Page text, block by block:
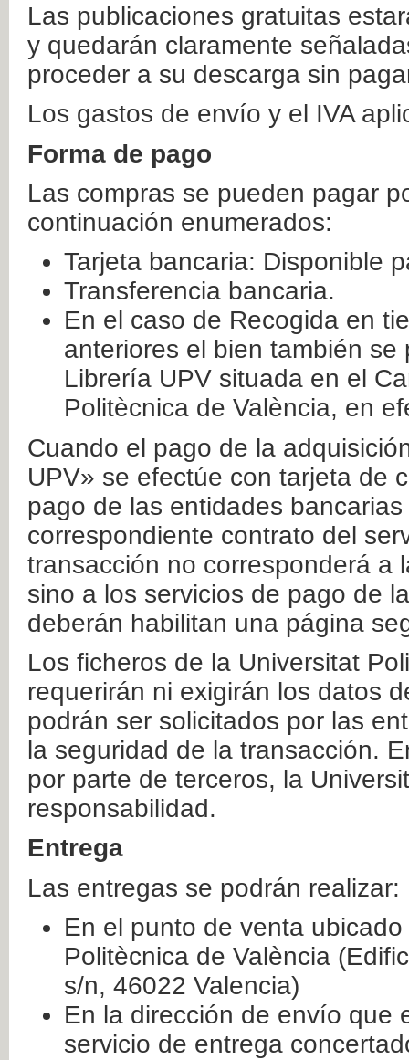
Las publicaciones gratuitas
y quedarán claramente
proceder a su descarga sin
Los gastos de envío y el IVA
Forma de pago
Las compras se pueden pagar
continuación enumerados:
Tarjeta bancaria: Disponible
Transferencia bancaria.
En el caso de Recogida en
anteriores el bien también
Librería UPV situada en el
Politècnica de València, en
Cuando el pago de la
UPV» se efectúe con tarjeta de
pago de las entidades
correspondiente contrato del
transacción no corresponderá a
sino a los servicios de pago de
deberán habilitan una página
Los ficheros de la Universitat
requerirán ni exigirán los datos
podrán ser solicitados por las
la seguridad de la transacción.
por parte de terceros, la
responsabilidad.
Entrega
Las entregas se podrán realizar:
En el punto de venta
Politècnica de València
s/n, 46022 Valencia)
En la dirección de envío que
servicio de entrega